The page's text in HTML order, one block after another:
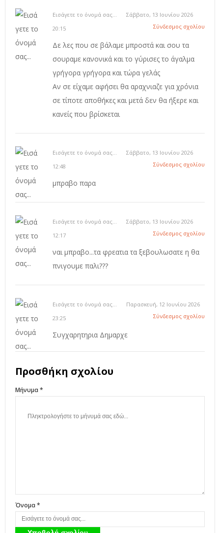
Εισάγετε το όνομά σας...
Σάββατο, 13 Ιουνίου 2026
20:15
Σύνδεσμος σχολίου
Δε λες που σε βάλαμε μπροστά και σου τα
σουραμε κανονικά και το γύρισες το άγαλμα
γρήγορα γρήγορα και τώρα γελάς
Αν σε είχαμε αφήσει θα αραχνιαζε για χρόνια
σε τίποτε αποθήκες και μετά δεν θα ήξερε και
κανείς που βρίσκεται
Εισάγετε το όνομά σας...
Σάββατο, 13 Ιουνίου 2026
12:48
Σύνδεσμος σχολίου
μπραβο παρα
Εισάγετε το όνομά σας...
Σάββατο, 13 Ιουνίου 2026
12:17
Σύνδεσμος σχολίου
ναι μπραβο...τα φρεατια τα ξεβουλωσατε η θα
πνιγουμε παλι???
Εισάγετε το όνομά σας...
Παρασκευή, 12 Ιουνίου 2026
23:25
Σύνδεσμος σχολίου
Συγχαρητηρια Δημαρχε
Προσθήκη σχολίου
Μήνυμα *
Όνομα *